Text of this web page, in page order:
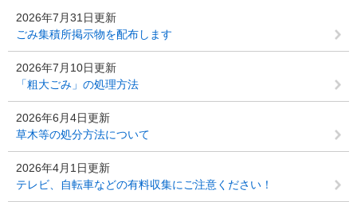
2026年7月31日更新
ごみ集積所掲示物を配布します
2026年7月10日更新
「粗大ごみ」の処理方法
2026年6月4日更新
草木等の処分方法について
2026年4月1日更新
テレビ、自転車などの有料収集にご注意ください！